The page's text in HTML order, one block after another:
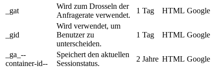
_gat
Wird zum Drosseln der
Anfragerate verwendet.
1 Tag HTML Google
_gid
Wird verwendet, um
Benutzer zu
unterscheiden.
1 Tag HTML Google
_ga_--
container-id--
Speichert den aktuellen
Sessionstatus.
2 Jahre HTML Google